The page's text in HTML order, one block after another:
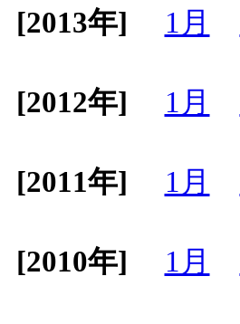
[2013年]
1月
[2012年]
1月
[2011年]
1月
[2010年]
1月